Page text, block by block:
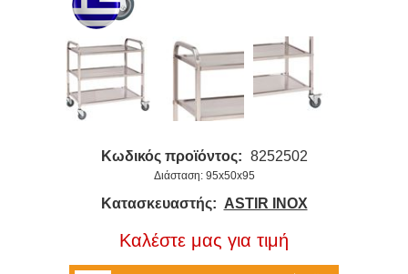
Κωδικός προϊόντος: 8252502
Διάσταση: 95x50x95
Κατασκευαστής: ASTIR INOX
Καλέστε μας για τιμή